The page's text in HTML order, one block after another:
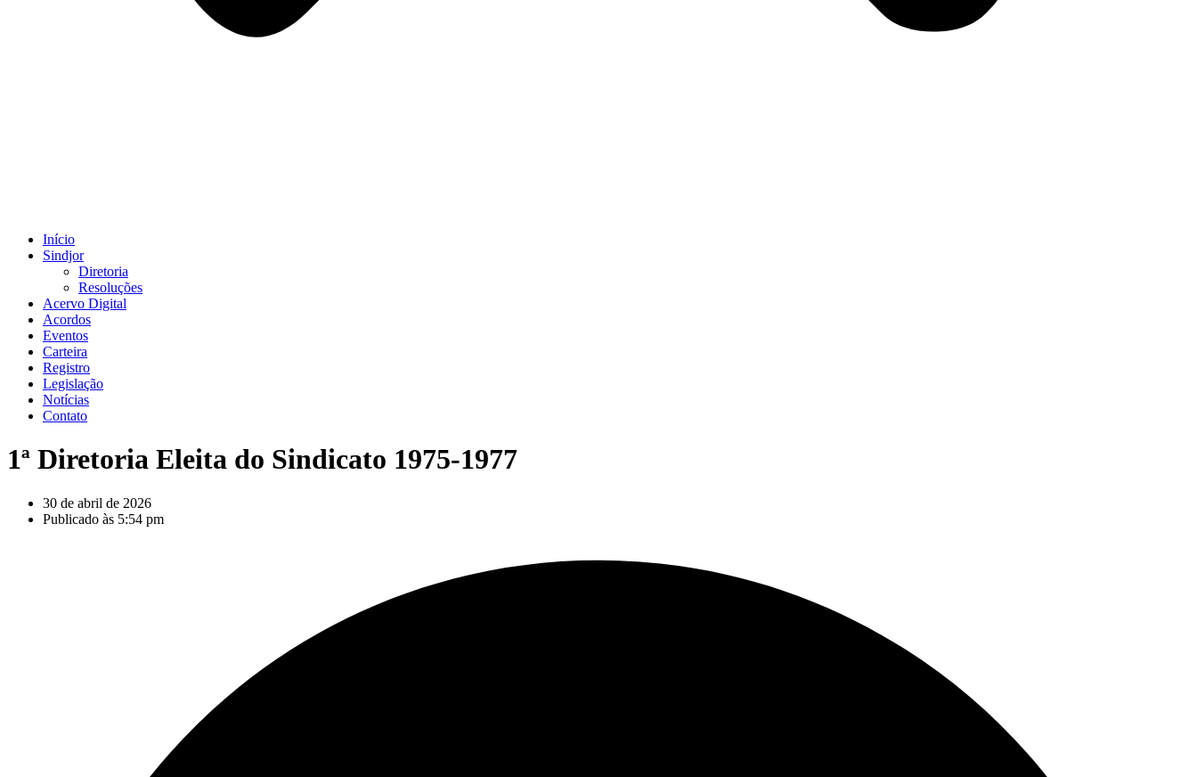
Início
Sindjor
Diretoria
Resoluções
Acervo Digital
Acordos
Eventos
Carteira
Registro
Legislação
Notícias
Contato
1ª Diretoria Eleita do Sindicato 1975-1977
30 de abril de 2026
Publicado às 5:54 pm